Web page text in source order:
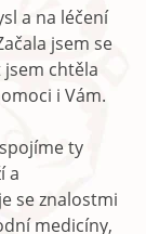
a na léčení
jsem se
chtěla
i Vám.
ty
a
se znalostmi
medicíny,